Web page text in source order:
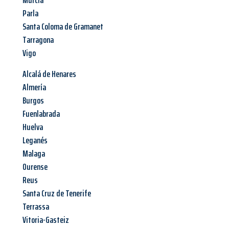
Parla
Santa Coloma de Gramanet
Tarragona
Vigo
Alcalá de Henares
Almería
Burgos
Fuenlabrada
Huelva
Leganés
Malaga
Ourense
Reus
Santa Cruz de Tenerife
Terrassa
Vitoria-Gasteiz